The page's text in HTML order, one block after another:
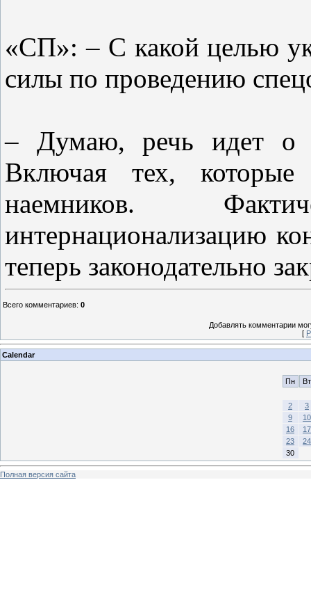
«СП»: – С какой целью
силы по проведению
– Думаю, речь идет о
Включая тех,
наемников.
интернационализацию
теперь законодательно
Всего комментариев: 0
Добавлять комментарии
[
Calendar
Пн Вт
2
3
9
10
16
17
23
24
30
Полная версия сайта